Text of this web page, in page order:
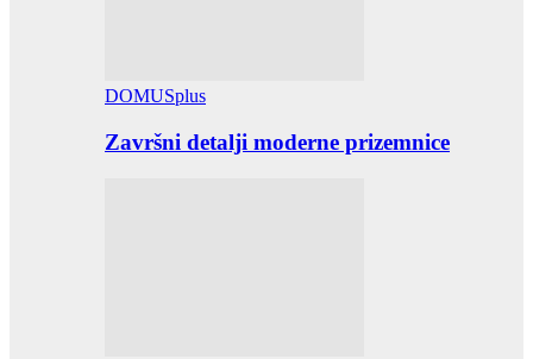
DOMUSplus
Završni detalji moderne prizemnice